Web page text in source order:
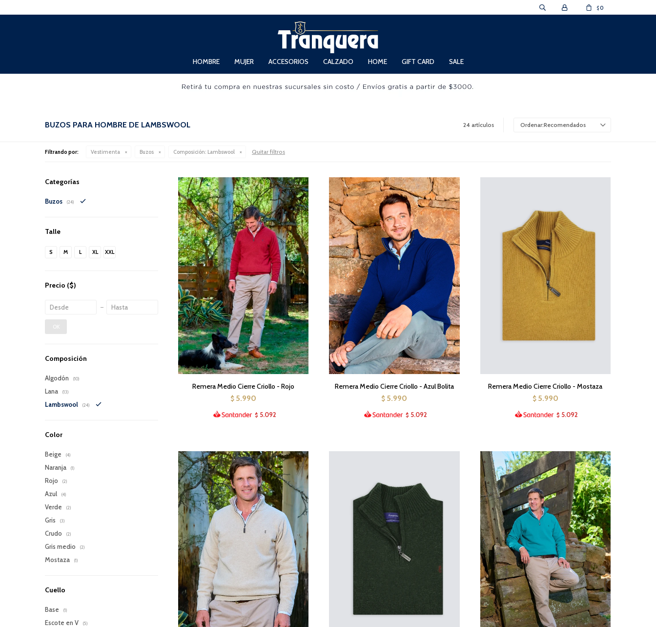
HOMBRE MUJER ACCESORIOS CALZADO HOME GIFT CARD SALE
$ 0
BUZOS PARA HOMBRE DE LAMBSWOOL 24 artículos Recomendados
Filtrando por: Vestimenta Buzos Composición: Lambswool Quitar filtros
Remera Medio Cierre Criollo - Rojo
$ 5.990
$ 5.092
Remera Medio Cierre Criollo - Azul Bolita
$ 5.990
$ 5.092
Remera Medio Cierre Criollo - Mostaza
$ 5.990
$ 5.092
Categorías
Buzos (24)
Talle
S M L XL XXL
Precio ($)
OK
Composición
Algodón (10)
Lana (13)
Lambswool (24)
Color
Beige (4)
Naranja (1)
Rojo (2)
Azul (4)
Verde (2)
Gris (3)
Crudo (2)
Gris medio (2)
Mostaza (1)
Cuello
Base (1)
Escote en V (5)